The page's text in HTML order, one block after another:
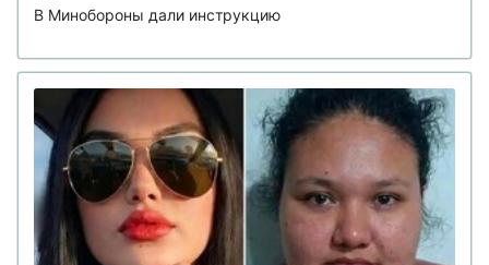
В Минобороны дали инструкцию